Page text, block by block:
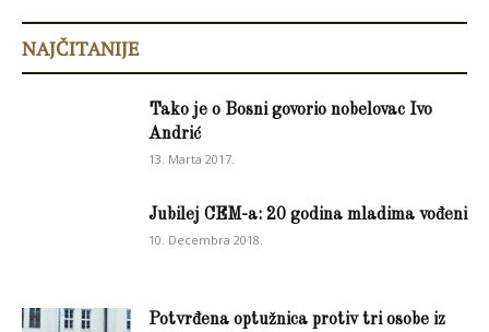
NAJČITANIJE
Tako je o Bosni govorio nobelovac Ivo
Andrić
13. Marta 2017.
Jubilej CEM-a: 20 godina mladima vođeni
10. Decembra 2018.
Potvrđena optužnica protiv tri osobe iz